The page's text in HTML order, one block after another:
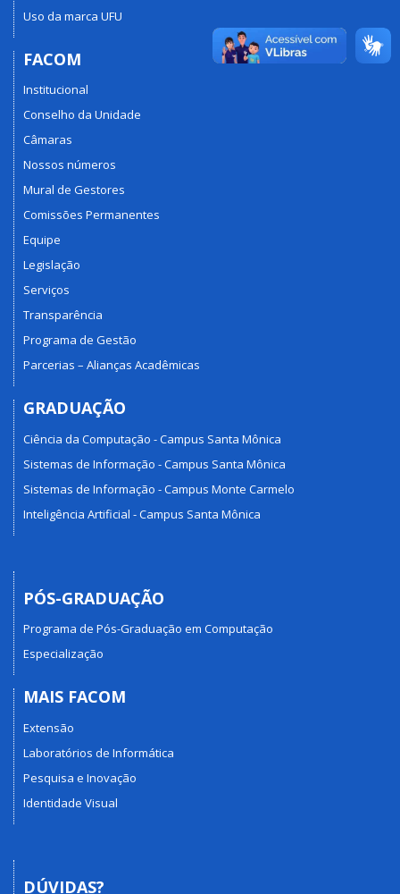
Uso da marca UFU
FACOM
Institucional
Conselho da Unidade
Câmaras
Nossos números
Mural de Gestores
Comissões Permanentes
Equipe
Legislação
Serviços
Transparência
Programa de Gestão
Parcerias – Alianças Acadêmicas
GRADUAÇÃO
Ciência da Computação - Campus Santa Mônica
Sistemas de Informação - Campus Santa Mônica
Sistemas de Informação - Campus Monte Carmelo
Inteligência Artificial - Campus Santa Mônica
PÓS-GRADUAÇÃO
Programa de Pós-Graduação em Computação
Especialização
MAIS FACOM
Extensão
Laboratórios de Informática
Pesquisa e Inovação
Identidade Visual
DÚVIDAS?